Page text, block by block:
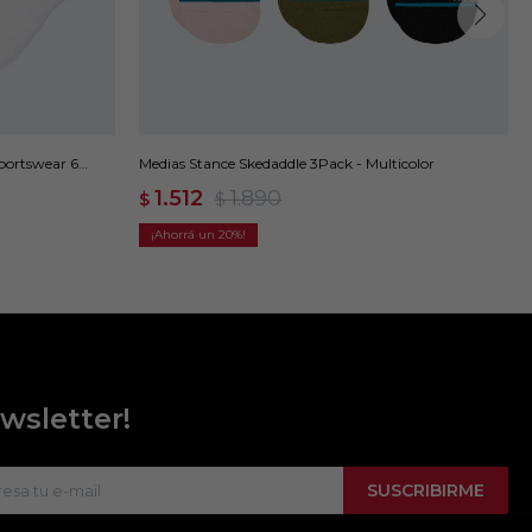
6 Medias Stance Skedaddle 3Pack - Multicolor
$ 1.512 $ 1.890
20
SUSCRIBIRME